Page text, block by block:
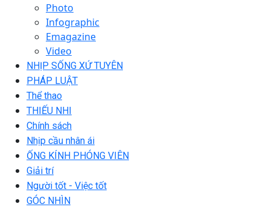
Photo
Infographic
Emagazine
Video
NHỊP SỐNG XỨ TUYÊN
PHÁP LUẬT
Thể thao
THIẾU NHI
Chính sách
Nhịp cầu nhân ái
ỐNG KÍNH PHÓNG VIÊN
Giải trí
Người tốt - Việc tốt
GÓC NHÌN